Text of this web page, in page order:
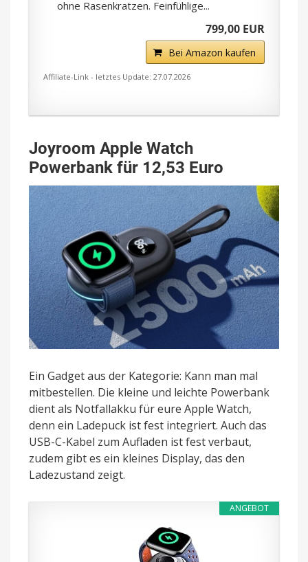
ohne Rasenkratzen. Feinfühlige...
799,00 EUR
Bei Amazon kaufen
Affiliate-Link - letztes Update: 27.07.2026
Joyroom Apple Watch
Powerbank für 12,53 Euro
Ein Gadget aus der Kategorie: Kann man mal
mitbestellen. Die kleine und leichte Powerbank
dient als Notfallakku für eure Apple Watch,
denn ein Ladepuck ist fest integriert. Auch das
USB-C-Kabel zum Aufladen ist fest verbaut,
zudem gibt es ein kleines Display, das den
Ladezustand zeigt.
ANGEBOT